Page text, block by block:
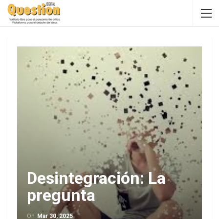
Desintegración: La
pregunta
On Mar 30, 2025